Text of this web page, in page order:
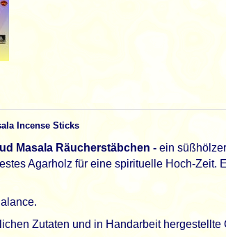
Incense Sticks
Masala Räucherstäbchen - ein
Agarholz für eine spirituelle Hoch-
Zutaten und in Handarbeit